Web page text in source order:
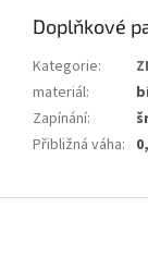
Doplňkové
Kategorie:
materiál:
Zapínání:
Přibližná váha: